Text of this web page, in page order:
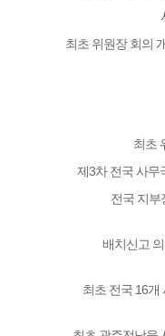
최초 위원장 회의
최초
제3차 전국 사무
전국 지부
배치신고
최초 전국 16개